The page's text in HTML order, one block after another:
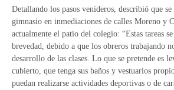
Detallando los pasos venideros, describió que
gimnasio en inmediaciones de calles Moreno y
actualmente el patio del colegio: “Estas tareas
brevedad, debido a que los obreros trabajando
desarrollo de las clases. Lo que se pretende es
cubierto, que tenga sus baños y vestuarios
puedan realizarse actividades deportivas o de